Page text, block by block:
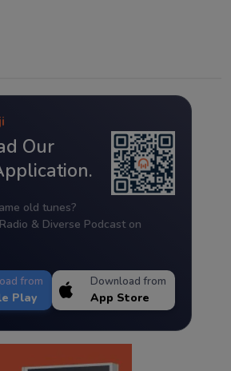
Our
old tunes?
& Diverse Podcast on
from
Play
Download from
App Store